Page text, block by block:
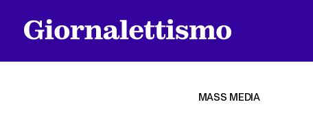
MASS MEDIA